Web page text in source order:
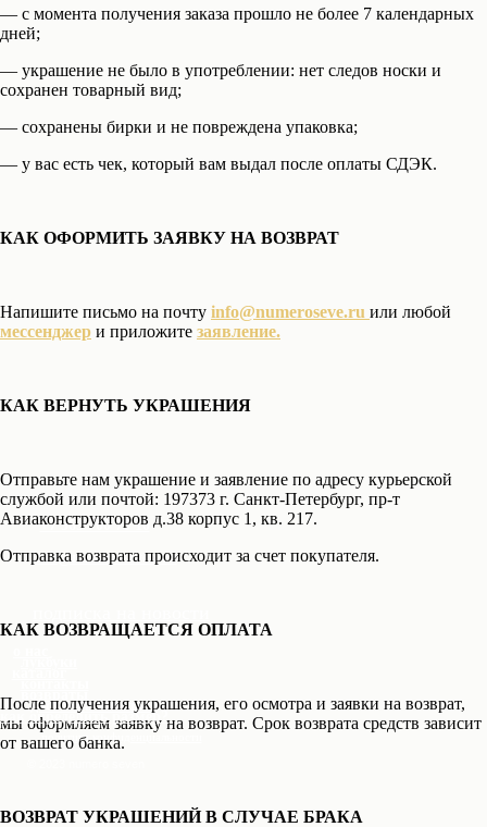
+7 969 700 70 10
info@numeroseven.ru
доставка и оплата
как определить размер?
политика конфиденциальности
— c момента получения заказа прошло не более 7 календарных
дней;
— украшение не было в употреблении: нет следов носки и
сохранен товарный вид;
— сохранены бирки и не повреждена упаковка;
— у вас есть чек, который вам выдал после оплаты СДЭК.
КАК ОФОРМИТЬ ЗАЯВКУ НА ВОЗВРАТ
Напишите письмо на почту info@numeroseve.ru или любой
мессенджер и приложите заявление.
КАК ВЕРНУТЬ УКРАШЕНИЯ
Отправьте нам украшение и заявление по адресу курьерской
службой или почтой: 197373 г. Санкт-Петербург, пр-т
Авиаконструкторов д.38 корпус 1, кв. 217.
Отправка возврата происходит за счет покупателя.
КАК ВОЗВРАЩАЕТСЯ ОПЛАТА
После получения украшения, его осмотра и заявки на возврат,
мы оформляем заявку на возврат. Срок возврата средств зависит
от вашего банка.
ВОЗВРАТ УКРАШЕНИЙ В СЛУЧАЕ БРАКА